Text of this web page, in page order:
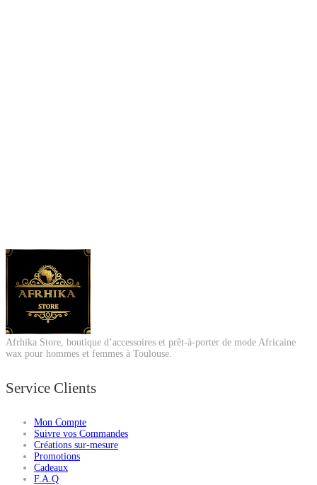
Afrhika Store, boutique d’accessoires et prêt-à-porter de mode Africaine
wax pour hommes et femmes à Toulouse.
Service Clients
Mon Compte
Suivre vos Commandes
Créations sur-mesure
Promotions
Cadeaux
F.A.Q